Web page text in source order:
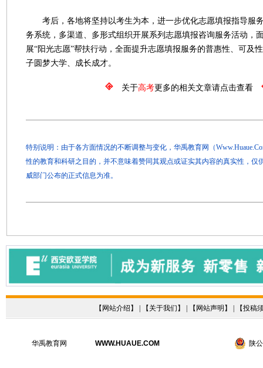
考后，各地将坚持以考生为本，进一步优化志愿填报指导服
务系统，多渠道、多形式组织开展系列志愿填报咨询服务活动，
展“阳光志愿”帮扶行动，全面提升志愿填报服务的普惠性、可及
子圆梦大学、成长成才。
关于高考更多的相关文章请点击查看
特别说明：由于各方面情况的不断调整与变化，华禹教育网（
性的教育和科研之目的，并不意味着赞同其观点或证实其内容的真实性，仅
威部门公布的正式信息为准。
【 网站介绍 】 | 【 关于我们 】 | 【 网站声明 】 | 【投稿
华禹教育网 WWW.HUAUE.COM 陕